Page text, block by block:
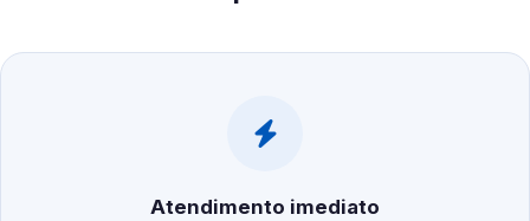
Atendimento imediato